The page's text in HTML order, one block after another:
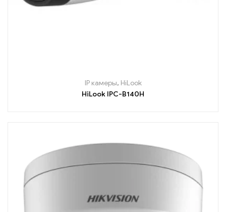
IP камеры, HiLook
HiLook IPC-B140H